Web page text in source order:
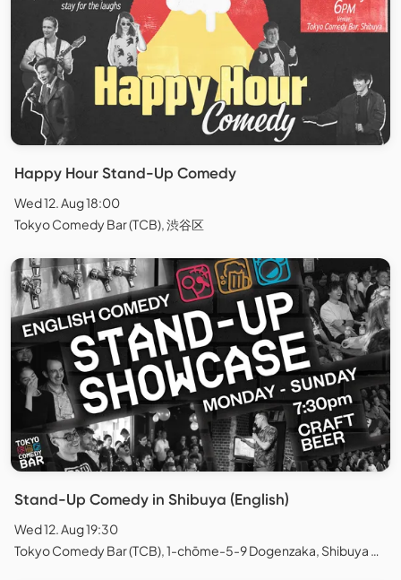
Happy Hour Stand-Up Comedy
Wed 12. Aug 18:00
Tokyo Comedy Bar (TCB), 渋谷区
Stand-Up Comedy in Shibuya (English)
Wed 12. Aug 19:30
Tokyo Comedy Bar (TCB), 1-chōme-5-9 Dogenzaka, Shibuya City, Tokyo, Japan